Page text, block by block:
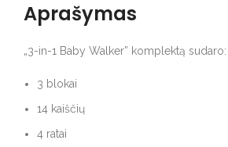
Aprašymas
„3-in-1 Baby Walker” komplektą sudaro:
3 blokai
14 kaiščių
4 ratai